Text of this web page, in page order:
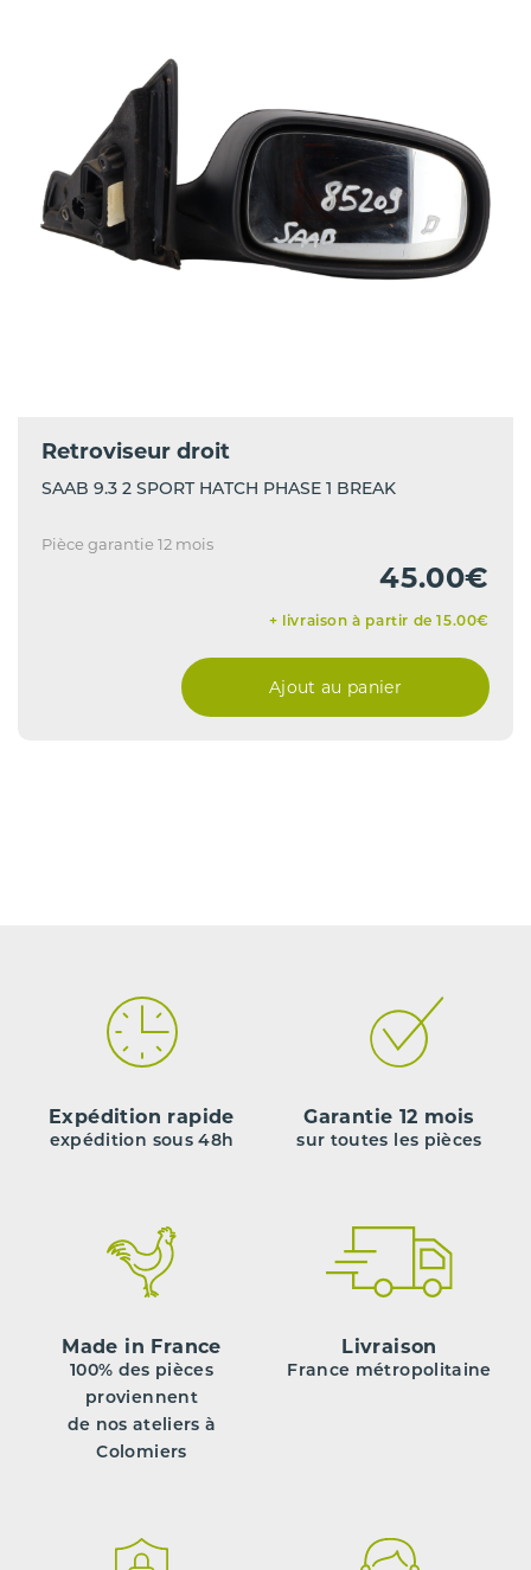
Retroviseur droit
SAAB 9.3 2 SPORT HATCH PHASE 1 BREAK
Pièce garantie 12 mois
45.00€
+ livraison à partir de 15.00€
Ajout au panier
Expédition rapide
expédition sous 48h
Garantie 12 mois
sur toutes les pièces
Made in France
100% des pièces
proviennent
de nos ateliers à
Colomiers
Livraison
France métropolitaine